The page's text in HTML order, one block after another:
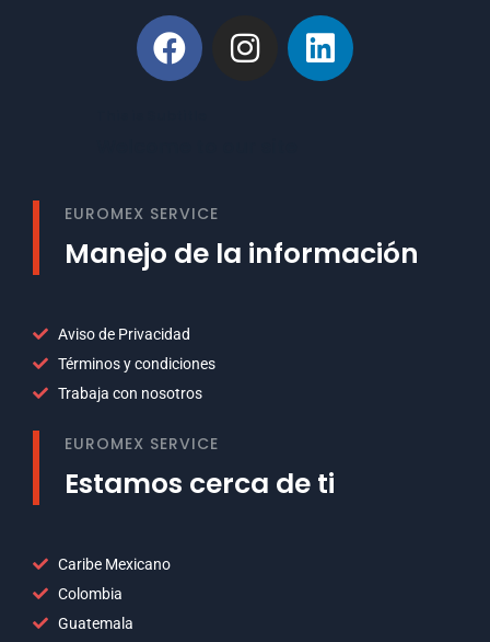
EUROMEX SERVICE
Manejo de la información
Aviso de Privacidad
Términos y condiciones
Trabaja con nosotros
EUROMEX SERVICE
Estamos cerca de ti
Caribe Mexicano
Colombia
Guatemala